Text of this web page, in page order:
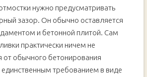
нужно предусматривать
зазор. Он обычно оставляется
и бетонной плитой. Сам
практически ничем не
от обычного бетонирования
единственным требованием в виде